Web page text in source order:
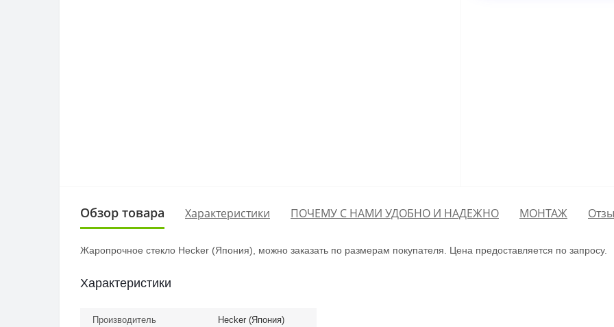
Обзор товара Характеристики ПОЧЕМУ С НАМИ УДОБНО И НАДЕЖНО МОНТАЖ
Жаропрочное стекло Hecker (Япония), можно заказать по размерам покупателя. Цена предоставляется по запросу.
Характеристики
Производитель Hecker (Япония)